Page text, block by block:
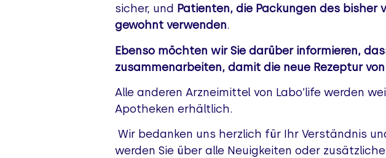
sicher, und Patienten, die Packungen des bisher
gewohnt verwenden.
Ebenso möchten wir Sie darüber informieren,
zusammenarbeiten, damit die neue Rezeptur
Alle anderen Arzneimittel von Labo’life werden
Apotheken erhältlich.
Wir bedanken uns herzlich für Ihr Verständnis
werden Sie über alle Neuigkeiten oder